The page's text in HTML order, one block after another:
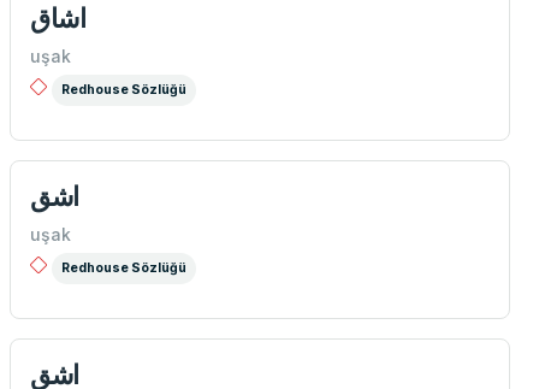
اشاق
uşak
Redhouse Sözlüğü
اشق
uşak
Redhouse Sözlüğü
اشق